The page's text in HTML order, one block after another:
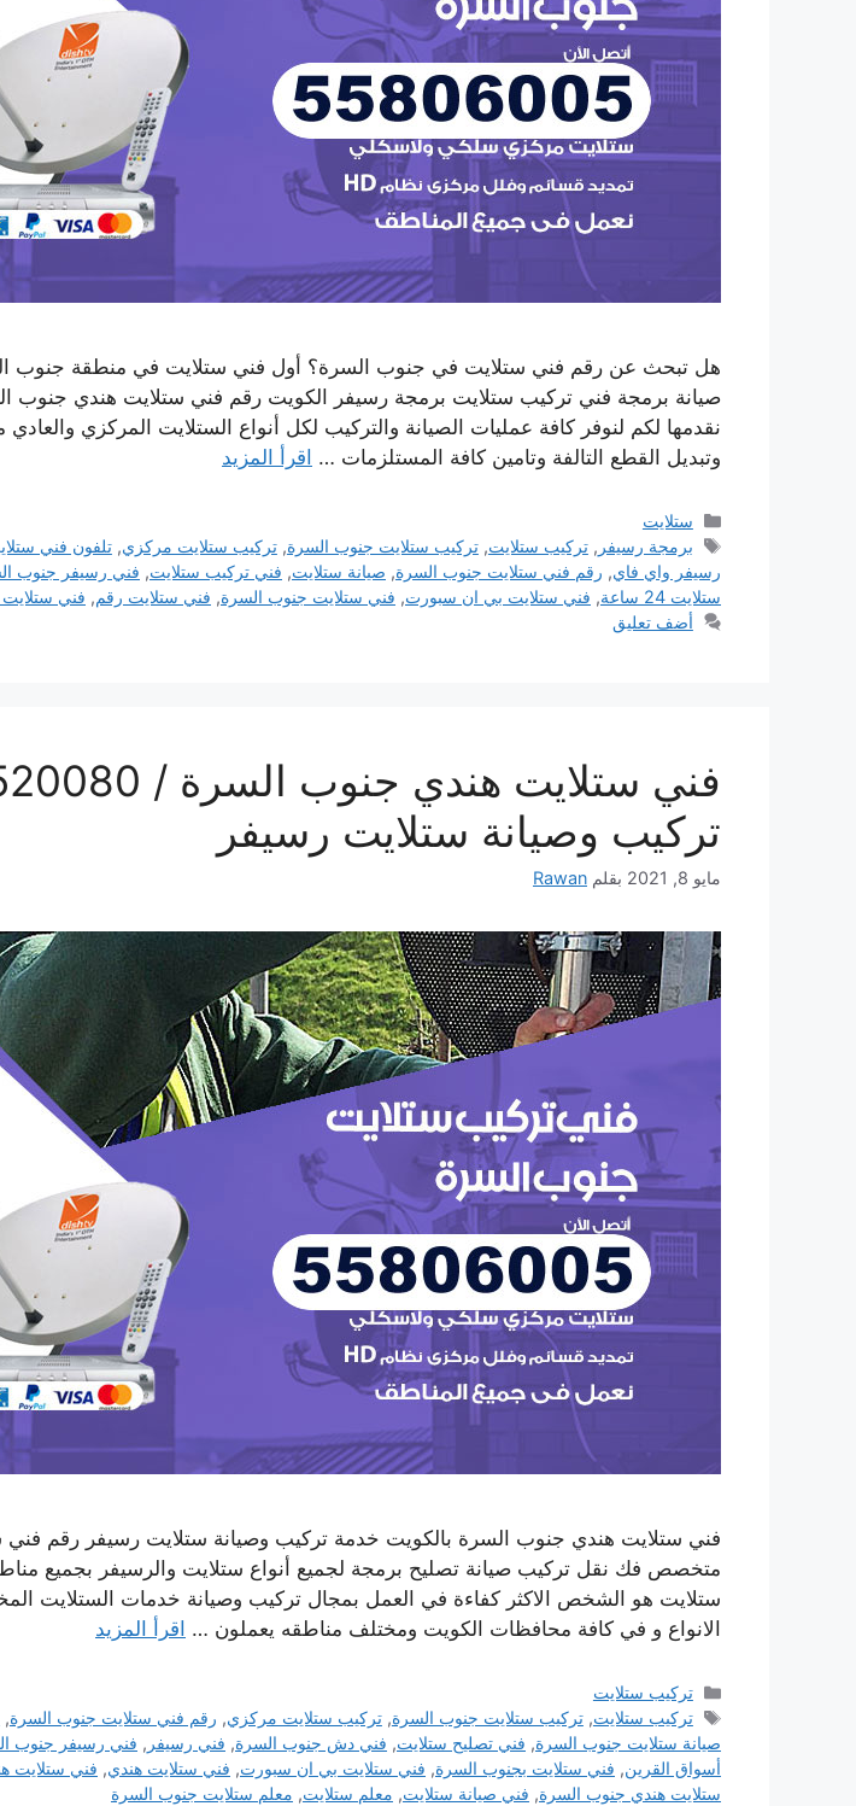
هل تبحث عن رقم فني ستلايت في جنوب السرة؟ أول فني ستلايت في منطقة جنوب
صيانة برمجة فني تركيب ستلايت برمجة رسيفر الكويت رقم فني ستلايت هندي
نقدمها لكم لنوفر كافة عمليات الصيانة والتركيب لكل أنواع الستلايت المركزي
وتبديل القطع التالفة وتامين كافة المستلزمات … اقرأ المزيد
التصنيفات
ستلايت
الوسوم
برمجة رسيفر ,تركيب ستلايت,تركيب ستلايت جنوب السرة,تركيب ستلايت مركزي,تلفون فني
رسيفر واي فاي, رقم فني ستلايت جنوب السرة, صيانة ستلايت, فني تركيب ستلايت, فني رسيفر جنوب
ستلايت 24 ساعة
, فني ستلايت بي ان سبورت, فني ستلايت جنوب السرة, فني ستلايت رقم, فني
أضف تعليق
تركيب وصيانة ستلايت رسيفر
مايو 8, 2021 بقلم Rawan
متخصص فك نقل تركيب صيانة تصليح برمجة لجميع أنواع ستلايت والرسيفر بجميع
ستلايت هو الشخص الاكثر كفاءة في العمل بمجال تركيب وصيانة خدمات الستلايت
الانواع و في كافة محافظات الكويت ومختلف مناطقه يعملون … اقرأ المزيد
التصنيفات
تركيب ستلايت
الوسوم
تركيب ستلايت,تركيب ستلايت جنوب السرة,تركيب ستلايت مركزي, رقم فني ستلايت جنوب السرة,
صيانة ستلايت جنوب السرة, فني تصليح ستلايت, فني دش جنوب السرة, فني رسيفر , فني رسيفر جنوب
أسواق القرين, فني ستلايت بجنوب السرة, فني ستلايت بي ان سبورت, فني ستلايت هندي, فني ستلايت
ستلايت هندي جنوب السرة, فني صيانة ستلايت, معلم ستلايت, معلم ستلايت جنوب السرة